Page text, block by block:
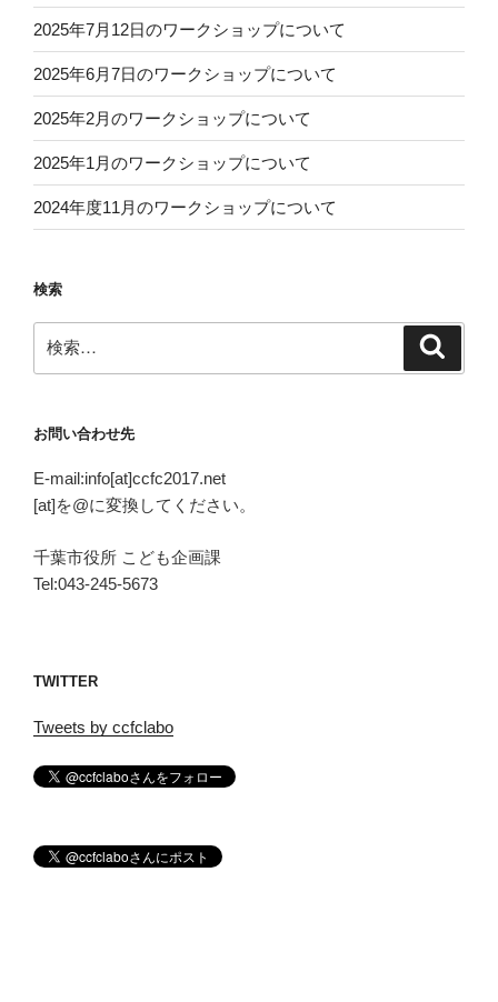
2025年7月12日のワークショップについて
2025年6月7日のワークショップについて
2025年2月のワークショップについて
2025年1月のワークショップについて
2024年度11月のワークショップについて
検索
索:
お問い合わせ先
E-mail:info[at]ccfc2017.net
[at]を@に変換してください。
千葉市役所 こども企画課
Tel:043-245-5673
TWITTER
Tweets by ccfclabo